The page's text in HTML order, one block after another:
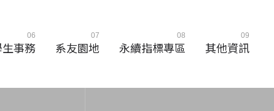
06
生事務
07
系友園地
08
永續指標專區
09
其他資訊